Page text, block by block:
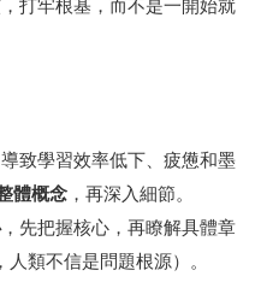
打牢根基，而不是一開始就
致學習效率低下、疲憊和墨
體概念 ，再深入細節。
，先把握核心，再瞭解具體章
類不信是問題根源）。